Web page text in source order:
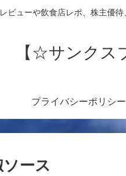
ューや飲食店レポ、株主優
【☆サンクス
プライバシーポリシー
ース